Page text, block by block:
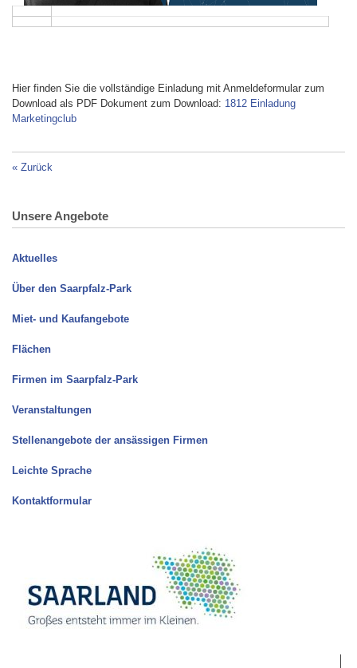
Hier finden Sie die vollständige Einladung mit Anmeldeformular zum
Download als PDF Dokument zum Download: 1812 Einladung
Marketingclub
« Zurück
Unsere Angebote
Aktuelles
Über den Saarpfalz-Park
Miet- und Kaufangebote
Flächen
Firmen im Saarpfalz-Park
Veranstaltungen
Stellenangebote der ansässigen Firmen
Leichte Sprache
Kontaktformular